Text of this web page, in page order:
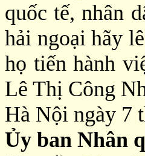
quốc tế, nhân
hải ngoại hãy
họ tiến hành
Lê Thị Công
Hà Nội ngày 7
Ủy ban Nhân